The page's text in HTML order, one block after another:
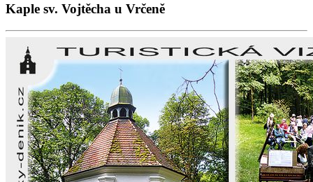
Kaple sv. Vojtěcha u Vrčeně